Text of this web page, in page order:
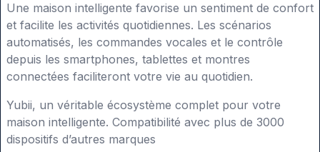
Une maison intelligente favorise un sentiment de confort
et facilite les activités quotidiennes. Les scénarios
automatisés, les commandes vocales et le contrôle
depuis les smartphones, tablettes et montres
connectées faciliteront votre vie au quotidien.
Yubii, un véritable écosystème complet pour votre
maison intelligente. Compatibilité avec plus de 3000
dispositifs d’autres marques